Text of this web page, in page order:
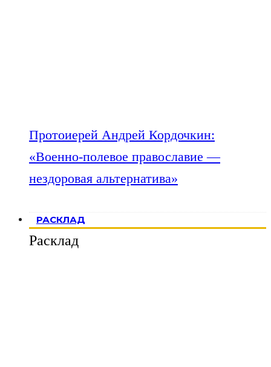
Протоиерей Андрей Кордочкин:
«Военно-полевое православие —
нездоровая альтернатива»
РАСКЛАД
Расклад